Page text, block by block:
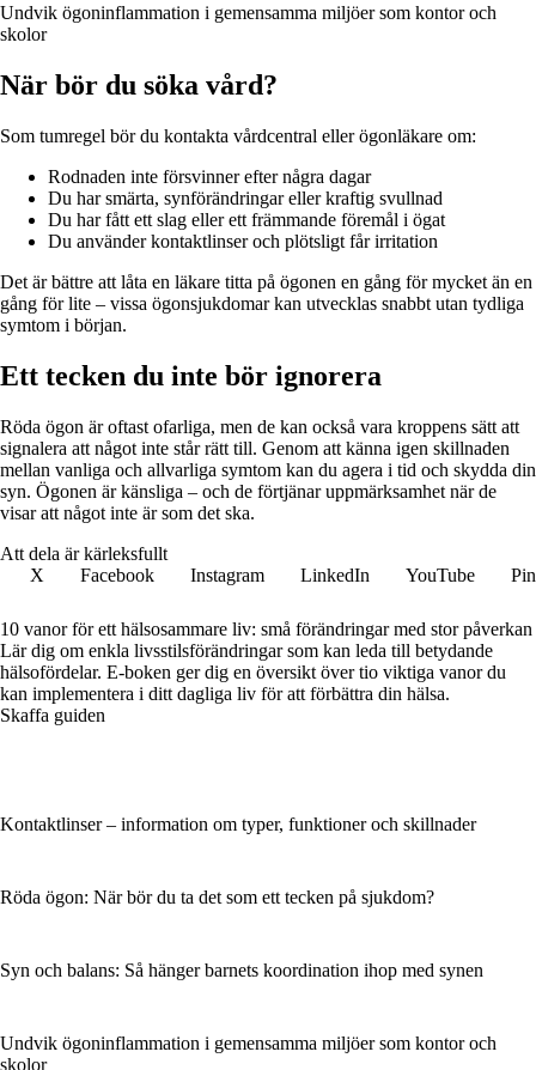
Undvik ögoninflammation i gemensamma miljöer som kontor och
skolor
När bör du söka vård?
Som tumregel bör du kontakta vårdcentral eller ögonläkare om:
Rodnaden inte försvinner efter några dagar
Du har smärta, synförändringar eller kraftig svullnad
Du har fått ett slag eller ett främmande föremål i ögat
Du använder kontaktlinser och plötsligt får irritation
Det är bättre att låta en läkare titta på ögonen en gång för mycket än en
gång för lite – vissa ögonsjukdomar kan utvecklas snabbt utan tydliga
symtom i början.
Ett tecken du inte bör ignorera
Röda ögon är oftast ofarliga, men de kan också vara kroppens sätt att
signalera att något inte står rätt till. Genom att känna igen skillnaden
mellan vanliga och allvarliga symtom kan du agera i tid och skydda din
syn. Ögonen är känsliga – och de förtjänar uppmärksamhet när de
visar att något inte är som det ska.
Att dela är kärleksfullt
X
Facebook Instagram LinkedIn YouTube
10 vanor för ett hälsosammare liv: små förändringar med stor påverkan
Lär dig om enkla livsstilsförändringar som kan leda till betydande
hälsofördelar. E-boken ger dig en översikt över tio viktiga vanor du
kan implementera i ditt dagliga liv för att förbättra din hälsa.
Skaffa guiden
Kontaktlinser – information om typer, funktioner och skillnader
Röda ögon: När bör du ta det som ett tecken på sjukdom?
Syn och balans: Så hänger barnets koordination ihop med synen
Undvik ögoninflammation i gemensamma miljöer som kontor och
skolor